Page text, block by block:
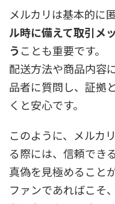
メルカリは基本的に
ル時に備えて取引メ
う ことも重要です。
配送方法や商品内容
品者に質問し、証拠
くと安心です。
このように、メルカ
る際には、信頼でき
真偽を見極めること
ファンであればこそ